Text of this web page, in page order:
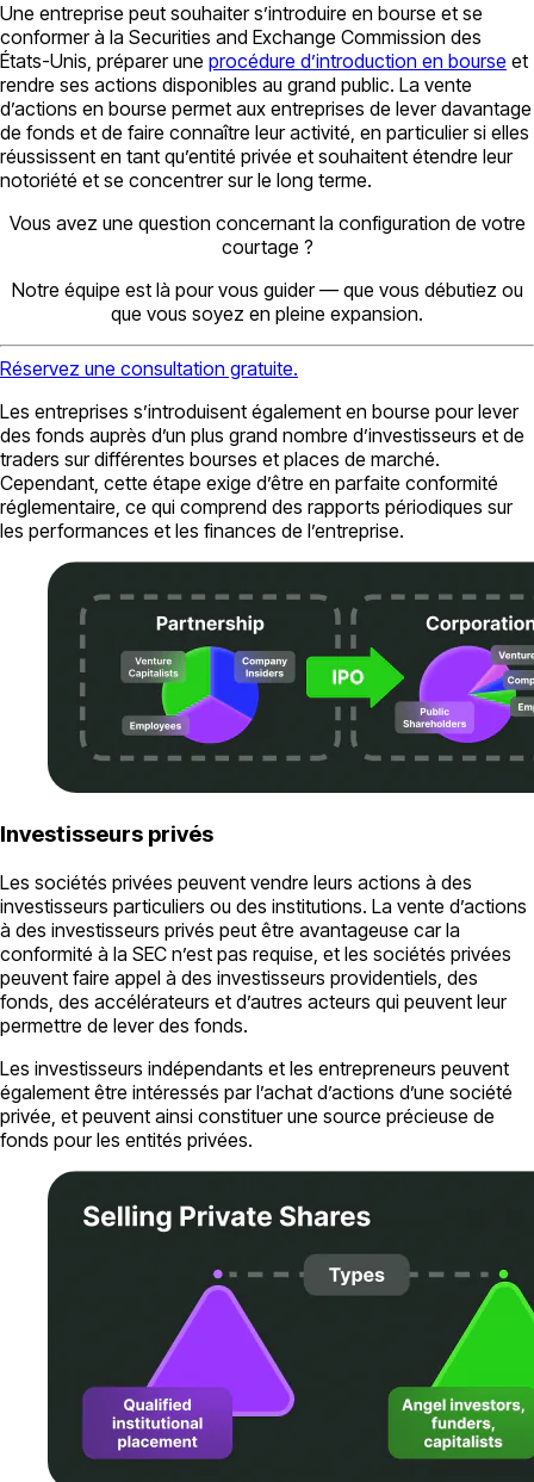
Une entreprise peut souhaiter s’introduire en bourse et se
conformer à la Securities and Exchange Commission des
États-Unis, préparer une procédure d’introduction en bourse et
rendre ses actions disponibles au grand public. La vente
d’actions en bourse permet aux entreprises de lever davantage
de fonds et de faire connaître leur activité, en particulier si elles
réussissent en tant qu’entité privée et souhaitent étendre leur
notoriété et se concentrer sur le long terme.
Vous avez une question concernant la configuration de votre
courtage ?
Notre équipe est là pour vous guider — que vous débutiez ou
que vous soyez en pleine expansion.
Réservez une consultation gratuite.
Les entreprises s’introduisent également en bourse pour lever
des fonds auprès d’un plus grand nombre d’investisseurs et de
traders sur différentes bourses et places de marché.
Cependant, cette étape exige d’être en parfaite conformité
réglementaire, ce qui comprend des rapports périodiques sur
les performances et les finances de l’entreprise.
Investisseurs privés
Les sociétés privées peuvent vendre leurs actions à des
investisseurs particuliers ou des institutions. La vente d’actions
à des investisseurs privés peut être avantageuse car la
conformité à la SEC n’est pas requise, et les sociétés privées
peuvent faire appel à des investisseurs providentiels, des
fonds, des accélérateurs et d’autres acteurs qui peuvent leur
permettre de lever des fonds.
Les investisseurs indépendants et les entrepreneurs peuvent
également être intéressés par l’achat d’actions d’une société
privée, et peuvent ainsi constituer une source précieuse de
fonds pour les entités privées.